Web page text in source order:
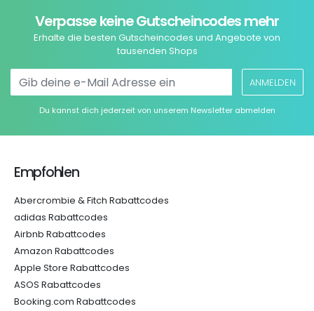
Verpasse keine Gutscheincodes mehr
Erhalte die besten Gutscheincodes und Angebote von
tausenden Shops
ANMELDEN
Du kannst dich jederzeit von unserem Newsletter abmelden
Empfohlen
Abercrombie & Fitch Rabattcodes
adidas Rabattcodes
Airbnb Rabattcodes
Amazon Rabattcodes
Apple Store Rabattcodes
ASOS Rabattcodes
Booking.com Rabattcodes